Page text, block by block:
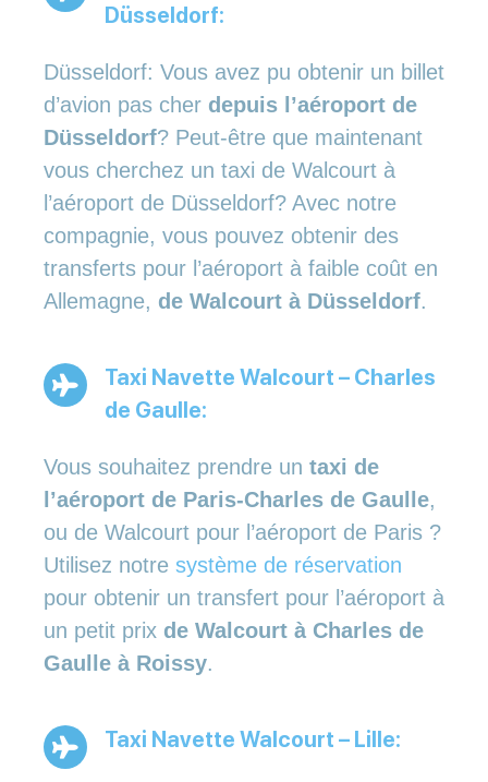
Düsseldorf:
Düsseldorf: Vous avez pu obtenir un billet
d’avion pas cher depuis l’aéroport de
Düsseldorf? Peut-être que maintenant
vous cherchez un taxi de Walcourt à
l’aéroport de Düsseldorf? Avec notre
compagnie, vous pouvez obtenir des
transferts pour l’aéroport à faible coût en
Allemagne, de Walcourt à Düsseldorf.
Taxi Navette Walcourt – Charles
de Gaulle:
Vous souhaitez prendre un taxi de
l’aéroport de Paris-Charles de Gaulle,
ou de Walcourt pour l’aéroport de Paris ?
Utilisez notre système de réservation
pour obtenir un transfert pour l’aéroport à
un petit prix de Walcourt à Charles de
Gaulle à Roissy.
Taxi Navette Walcourt – Lille: